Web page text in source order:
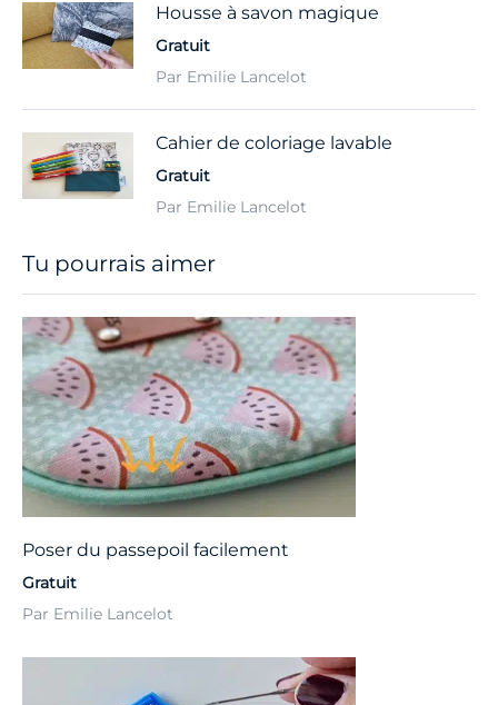
Tu pourrais aimer
Poser du passepoil facilement
Gratuit
Par Emilie Lancelot
Housse à savon magique
Gratuit
Par Emilie Lancelot
Cahier de coloriage lavable
Gratuit
Par Emilie Lancelot